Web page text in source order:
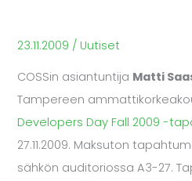
23.11.2009 / Uutiset
COSSin asiantuntija Matti
Tampereen
Developers Day Fall 2009 -
27.11.2009. Maksuton
sähkön auditoriossa A3-27.